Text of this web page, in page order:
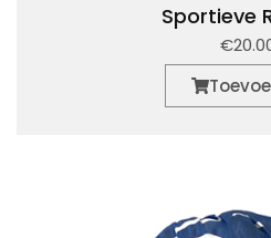
Sportieve